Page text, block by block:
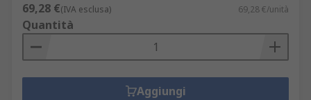
69,28 €(IVA esclusa) 69,28 €/unità
Quantità
Aggiungi